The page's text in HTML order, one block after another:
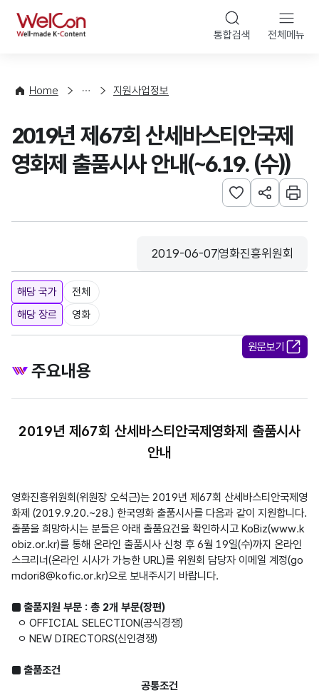
WelCon 통합검색 전체메뉴
Home
사
청
지원사업정보
2019년 제67회 산세바스티안국제
영화제 출품시사 안내(~6.19. (수))
관심사 등록하기
URL 공유하
인쇄
등록일
2019-06-07
수집기관
영화진흥위원회
해당 국가
전체
해당 장르
영화
원문보기
주요내용
2019년 제67회 산세바스티안국제영화제 출품시사
안내
영화진흥위원회(위원장 오석근)는 2019년 제67회 산세바스티안국제영
화제 (2019.9.20.~28.) 한국영화 출품시사를 다음과 같이 지원합니다.
출품을 희망하시는 분들은 아래 출품요건을 확인하시고 KoBiz(www.k
obiz.or.kr)를 통해 온라인 출품시사 신청 후 6월 19일(수)까지 온라인
스크리너(온라인 시사가 가능한 URL)를 위원회 담당자 이메일 계정(go
mdori8@kofic.or.kr)으로 보내주시기 바랍니다.
■ 출품지원 부문 : 총 2개 부문(장편)
■ 출품조건
공통조건